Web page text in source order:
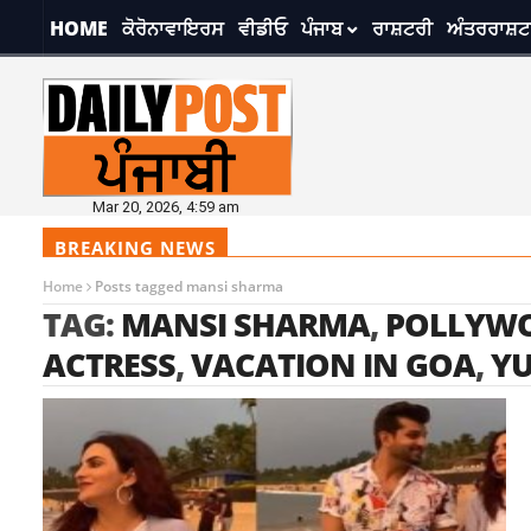
HOME ਕੋਰੋਨਾਵਾਇਰਸ ਵੀਡੀਓ ਪੰਜਾਬ ਰਾਸ਼ਟਰੀ
Mar 20, 2026, 4:59 am
BREAKING NEWS
Home Posts tagged mansi sharma
TAG: MANSI SHARMA,
ACTRESS,VACATION IN GOA,